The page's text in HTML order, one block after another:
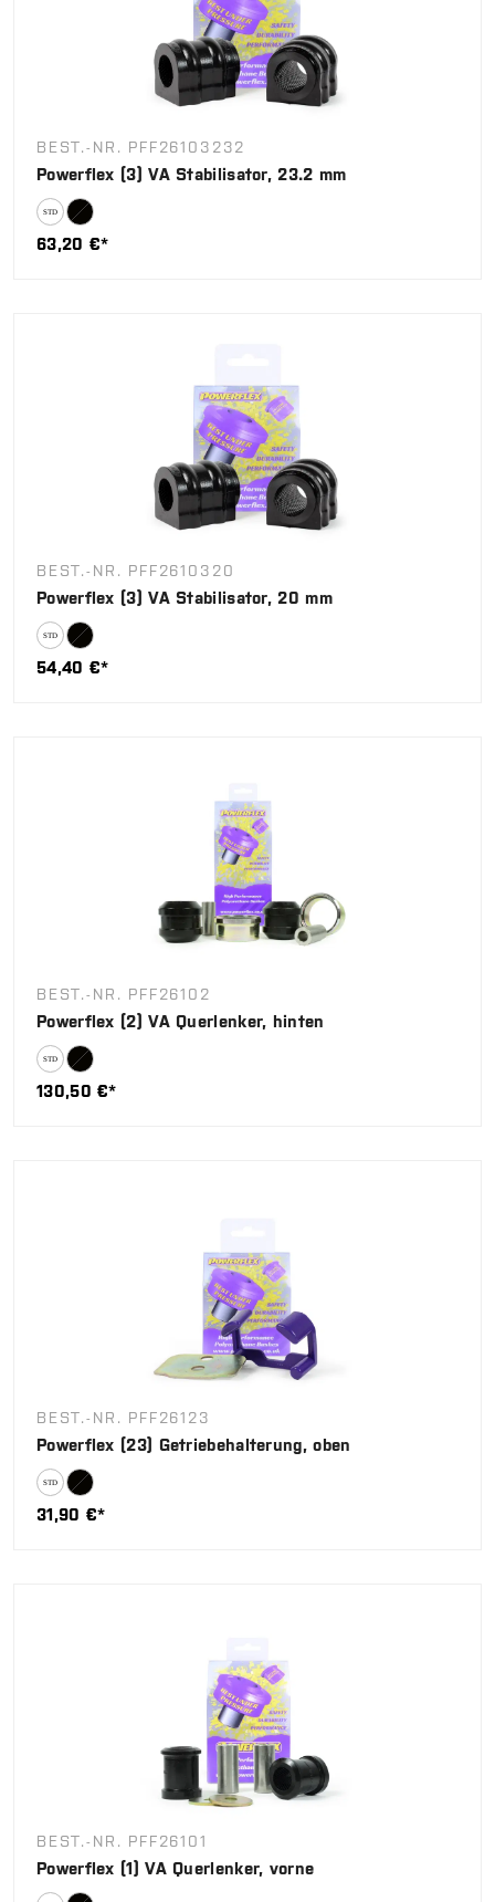
BEST.-NR. PFF26103232
Powerflex (3) VA Stabilisator, 23.2 mm
63,20 €*
BEST.-NR. PFF2610320
Powerflex (3) VA Stabilisator, 20 mm
54,40 €*
BEST.-NR. PFF26102
Powerflex (2) VA Querlenker, hinten
130,50 €*
BEST.-NR. PFF26123
Powerflex (23) Getriebehalterung, oben
31,90 €*
BEST.-NR. PFF26101
Powerflex (1) VA Querlenker, vorne